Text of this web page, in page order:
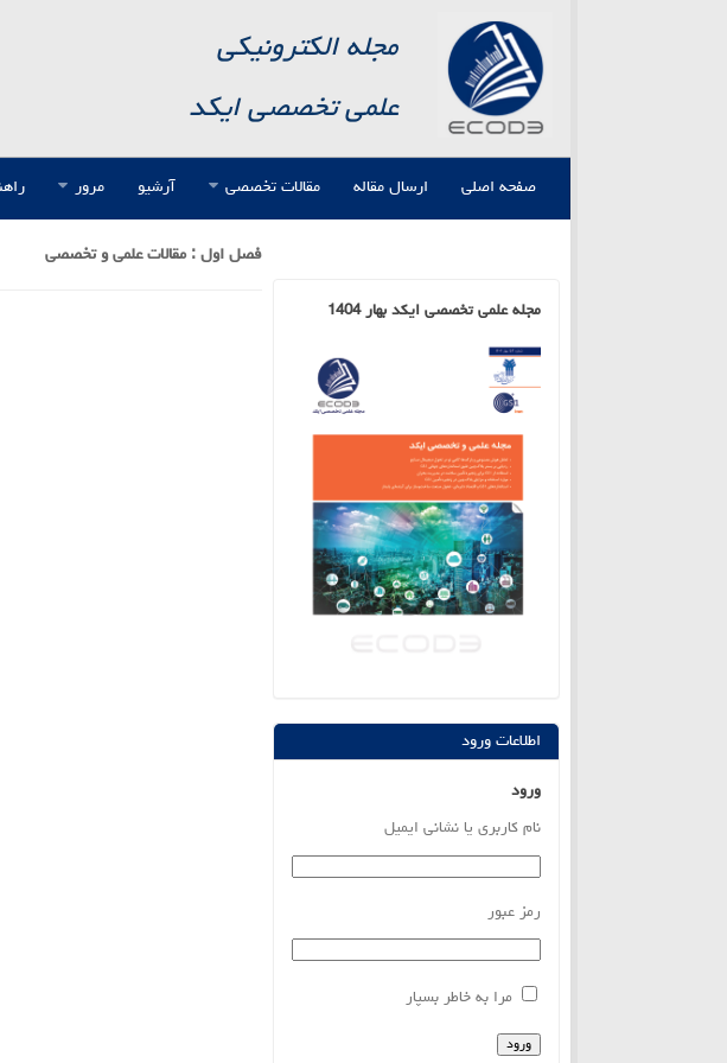
مجله الکترونیکی
علمی تخصصی ایکد
صفحه اصلی ارسال مقاله مقالات تخصصی آرشیو مرور
فصل اول : مقالات علمی و تخصصی
مجله علمی تخصصی ایکد بهار 1404
اطلاعات ورود
ورود
نام کاربری یا نشانی ایمیل
رمز عبور
مرا به خاطر بسپار
ورود